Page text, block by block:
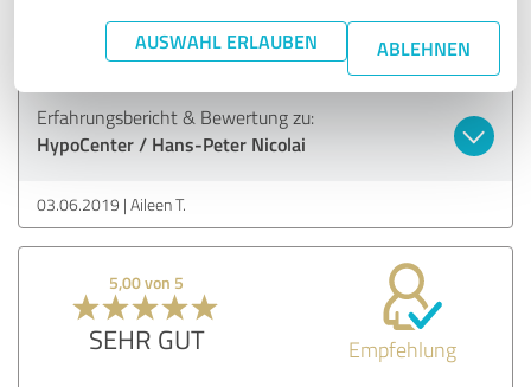
AUSWAHL ERLAUBEN ABLEHNEN
Erfahrungsbericht & Bewertung zu:
HypoCenter / Hans-Peter Nicolai
03.06.2019 Aileen T.
5,00 von 5
SEHR GUT Empfehlung